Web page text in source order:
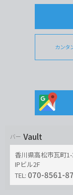
カンタ
バー Vault
香川県高松市瓦町
IPビル2F
TEL: 070-8561-